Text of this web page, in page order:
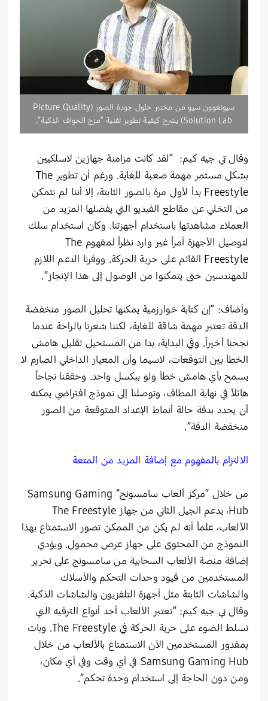
سيونغوون سيو من مختبر حلول جودة الصور (Picture Quality
Solution Lab) يشرح كيفية تطوير تقنية “مزج الحواف الذكية”.
وقال تي جيه كيم: “لقد كانت مزامنة جهازين لاسلكيين
بشكل مستمر مهمة صعبة للغاية. ورغم أن تطوير The
Freestyle بدأ لأول مرة بالصور الثابتة، إلا أننا لم نتمكن
من التخلي عن مقاطع الفيديو التي يفضلها المزيد من
العملاء مشاهدتها باستخدام أجهزتنا. وكان استخدام سلك
لتوصيل الأجهزة أمراً غير وارد نظراً لمفهوم The
Freestyle القائم على حرية الحركة. ووفرنا الدعم اللازم
للمهندسين حتى يتمكنوا من الوصول إلى هذا الإنجاز”.
وأضاف: “إن كتابة خوارزمية يمكنها تحليل الصور منخفضة
الدقة تعتبر مهمة شاقة للغاية، لكننا شعرنا بالراحة عندما
نجحنا أخيراً. وفي البداية، بدا من المستحيل تقليل هامش
الخطأ بين التوقعات، لاسيما وأن المعيار الداخلي الصارم لا
يسمح بأي هامش خطأ ولو ببكسل واحد. وحققنا نجاحاً
هائلاً في نهاية المطاف، وتوصلنا إلى نموذج افتراضي يمكنه
أن يحدد بدقة حالة أنماط الإعداد المتوقعة من الصور
منخفضة الدقة”.
الالتزام بالمفهوم مع إضافة المزيد من المتعة
من خلال “مركز ألعاب سامسونج” Samsung Gaming
Hub، يدعم الجيل الثاني من جهاز The Freestyle
الألعاب، علماً أنه لم يكن من الممكن تصور الاستمتاع بهذا
النموذج من المحتوى على جهاز عرض محمول. ويؤدي
إضافة منصة الألعاب السحابية من سامسونج على تحرير
المستخدمين من قيود وحدات التحكم والأسلاك
والشاشات الثابتة مثل أجهزة التلفزيون والشاشات الذكية.
وقال تي جيه كيم: “تعتبر الألعاب أحد أنواع الترفيه التي
تسلط الضوء على حرية الحركة في The Freestyle. وبات
بمقدور المستخدمين الآن الاستمتاع بالألعاب من خلال
Samsung Gaming Hub في أي وقت وفي أي مكان،
ومن دون الحاجة إلى استخدام وحدة تحكم”.